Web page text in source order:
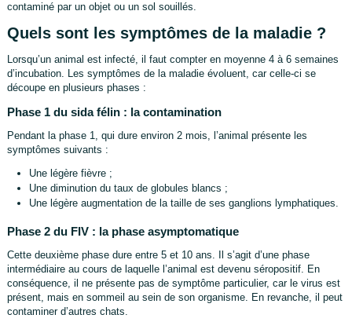
contaminé par un objet ou un sol souillés.
Quels sont les symptômes de la maladie ?
Lorsqu’un animal est infecté, il faut compter en moyenne 4 à 6 semaines
d’incubation. Les symptômes de la maladie évoluent, car celle-ci se
découpe en plusieurs phases :
Phase 1 du sida félin : la contamination
Pendant la phase 1, qui dure environ 2 mois, l’animal présente les
symptômes suivants :
Une légère fièvre ;
Une diminution du taux de globules blancs ;
Une légère augmentation de la taille de ses ganglions lymphatiques.
Phase 2 du FIV : la phase asymptomatique
Cette deuxième phase dure entre 5 et 10 ans. Il s’agit d’une phase
intermédiaire au cours de laquelle l’animal est devenu séropositif. En
conséquence, il ne présente pas de symptôme particulier, car le virus est
présent, mais en sommeil au sein de son organisme. En revanche, il peut
contaminer d’autres chats.